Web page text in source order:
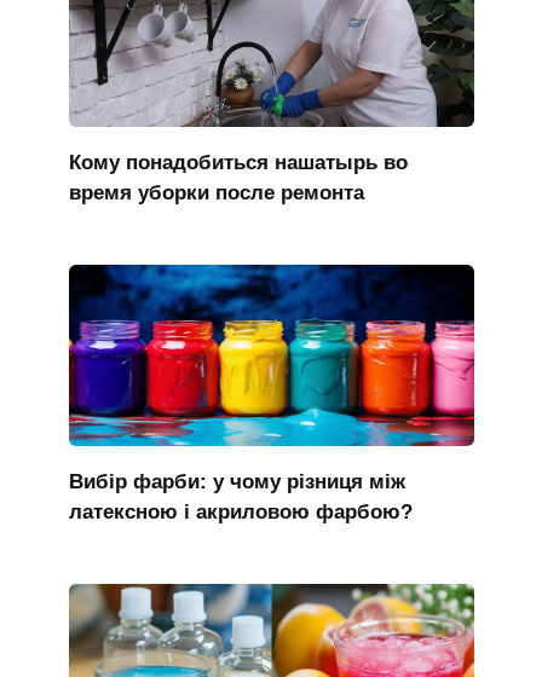
Кому понадобиться нашатырь во
время уборки после ремонта
Вибір фарби: у чому різниця між
латексною і акриловою фарбою?